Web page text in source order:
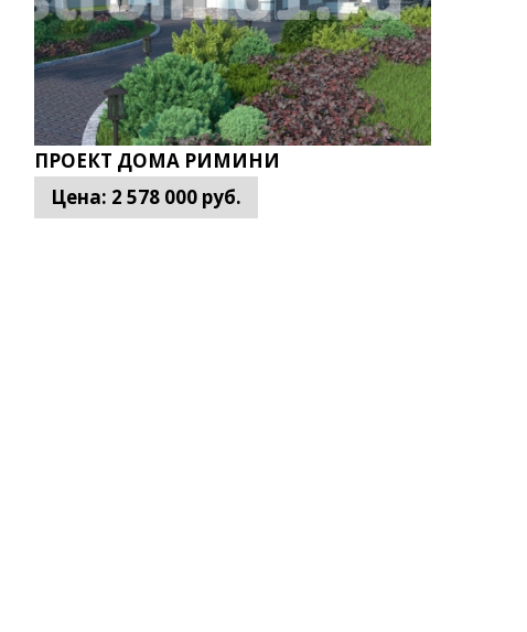
ПРОЕКТ ДОМА РИМИНИ
Цена: 2 578 000 руб.